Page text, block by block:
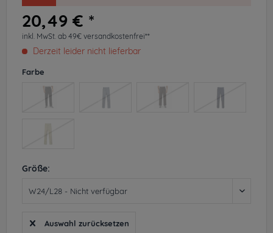
20,49 € *
inkl. MwSt. ab 49€ versandkostenfrei**
Derzeit leider nicht lieferbar
Farbe
Größe:
Auswahl zurücksetzen